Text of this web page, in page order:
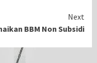
Next
BBM Non Subsidi